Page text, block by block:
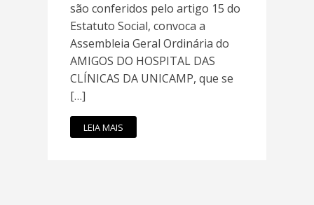
são conferidos pelo artigo 15 do
Estatuto Social, convoca a
Assembleia Geral Ordinária do
AMIGOS DO HOSPITAL DAS
CLÍNICAS DA UNICAMP, que se
[…]
LEIA MAIS